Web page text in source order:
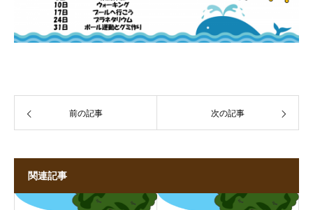
前の記事 次の記事
関連記事